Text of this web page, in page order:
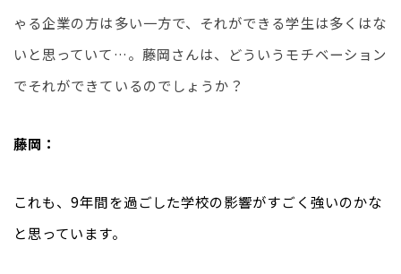
ゃる企業の方は多い一方で、それができる学生は多くはな
いと思っていて…。藤岡さんは、どういうモチベーション
でそれができているのでしょうか？
藤岡：
これも、9年間を過ごした学校の影響がすごく強いのかな
と思っています。